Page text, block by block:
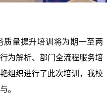
质量提升培训将为期一至两
为解析、部门全流程服务培
组织进行了此次培训，我校
。